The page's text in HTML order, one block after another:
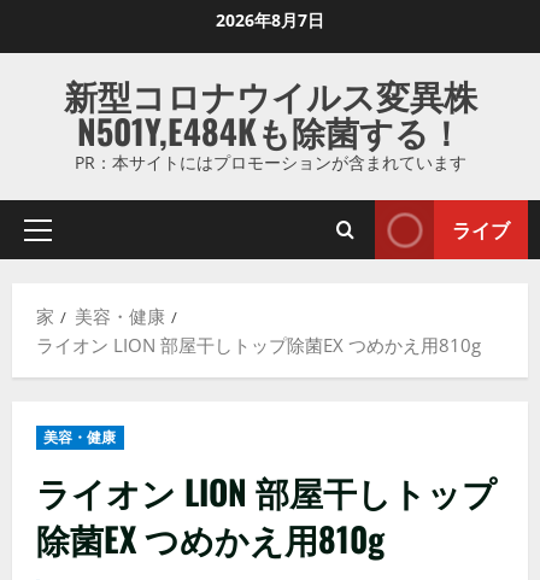
ス
ッ
す
2026年8月7日
新型コロナウイルス変異株
N501Y,E484Kも除菌する！
PR：本サイトにはプロモーションが含まれています
プ
マ
リ
ュ
ライブ
家
美容・健康
ライオン LION 部屋干しトップ除菌EX つめかえ用810g
美容・健康
ライオン LION 部屋干しトップ
除菌EX つめかえ用810g